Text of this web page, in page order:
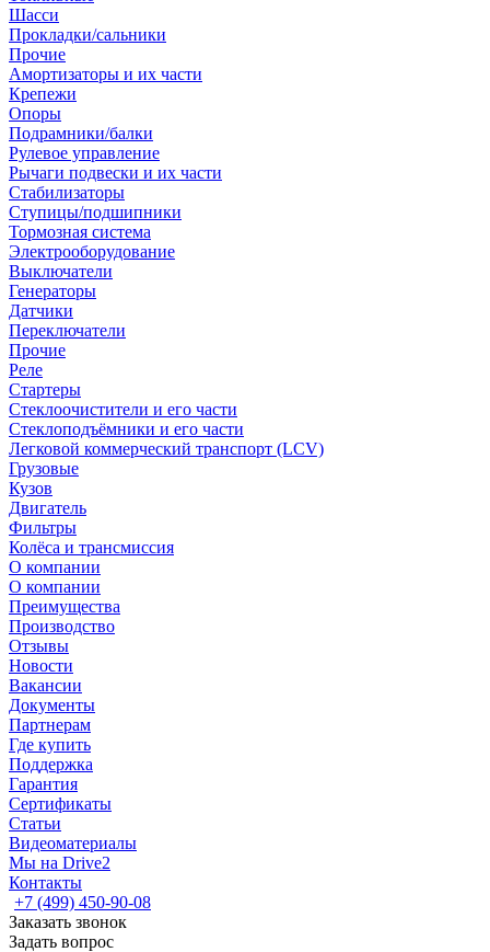
Шасси
Прокладки/сальники
Прочие
Амортизаторы и их части
Крепежи
Опоры
Подрамники/балки
Рулевое управление
Рычаги подвески и их части
Стабилизаторы
Ступицы/подшипники
Тормозная система
Электрооборудование
Выключатели
Генераторы
Датчики
Переключатели
Прочие
Реле
Стартеры
Стеклоочистители и его части
Стеклоподъёмники и его части
Легковой коммерческий транспорт (LCV)
Грузовые
Кузов
Двигатель
Фильтры
Колёса и трансмиссия
О компании
О компании
Преимущества
Производство
Отзывы
Новости
Вакансии
Документы
Партнерам
Где купить
Поддержка
Гарантия
Сертификаты
Статьи
Видеоматериалы
Мы на Drive2
Контакты
+7 (499) 450-90-08
Заказать звонок
Задать вопрос